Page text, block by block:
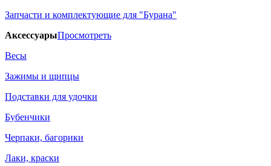
Запчасти и комплектующие для "Бурана"
АксессуарыПросмотреть
Весы
Зажимы и щипцы
Подставки для удочки
Бубенчики
Черпаки, багорики
Лаки, краски